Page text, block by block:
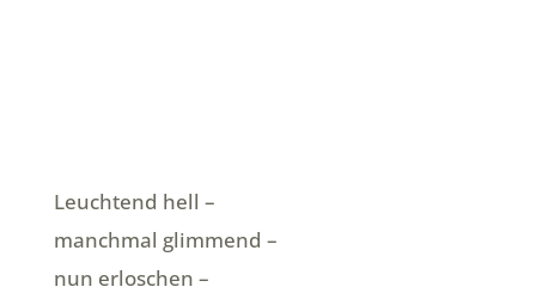
Leuchtend hell –
manchmal glimmend –
nun erloschen –